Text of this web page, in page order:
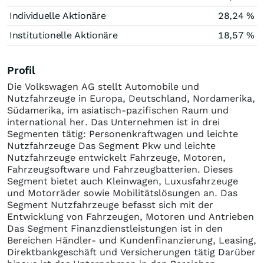
Individuelle Aktionäre
28,24 %
Institutionelle Aktionäre
18,57 %
Profil
Die Volkswagen AG stellt Automobile und
Nutzfahrzeuge in Europa, Deutschland, Nordamerika,
Südamerika, im asiatisch-pazifischen Raum und
international her. Das Unternehmen ist in drei
Segmenten tätig: Personenkraftwagen und leichte
Nutzfahrzeuge Das Segment Pkw und leichte
Nutzfahrzeuge entwickelt Fahrzeuge, Motoren,
Fahrzeugsoftware und Fahrzeugbatterien. Dieses
Segment bietet auch Kleinwagen, Luxusfahrzeuge
und Motorräder sowie Mobilitätslösungen an. Das
Segment Nutzfahrzeuge befasst sich mit der
Entwicklung von Fahrzeugen, Motoren und Antrieben
Das Segment Finanzdienstleistungen ist in den
Bereichen Händler- und Kundenfinanzierung, Leasing,
Direktbankgeschäft und Versicherungen tätig Darüber